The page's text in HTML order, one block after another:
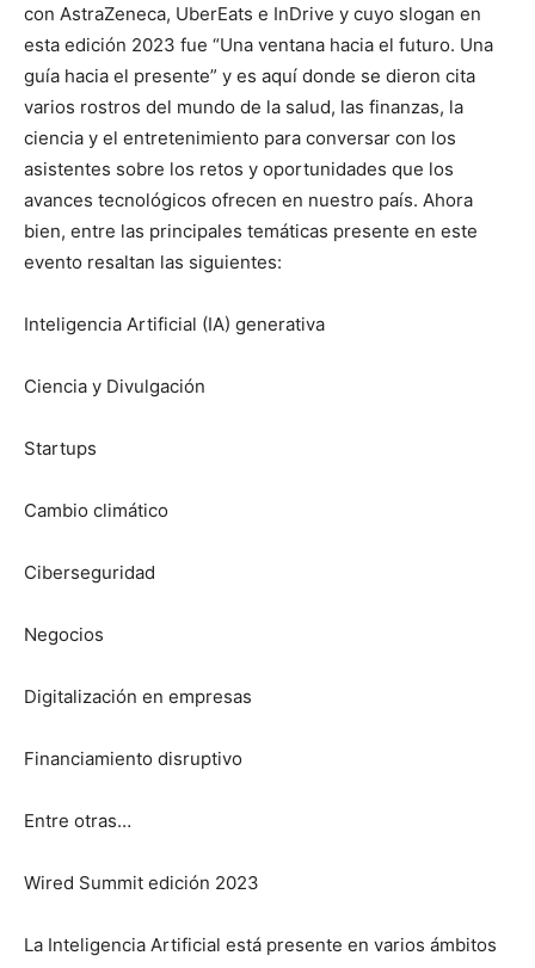
con AstraZeneca, UberEats e InDrive y cuyo slogan en
esta edición 2023 fue “Una ventana hacia el futuro. Una
guía hacia el presente” y es aquí donde se dieron cita
varios rostros del mundo de la salud, las finanzas, la
ciencia y el entretenimiento para conversar con los
asistentes sobre los retos y oportunidades que los
avances tecnológicos ofrecen en nuestro país. Ahora
bien, entre las principales temáticas presente en este
evento resaltan las siguientes:
Inteligencia Artificial (IA) generativa
Ciencia y Divulgación
Startups
Cambio climático
Ciberseguridad
Negocios
Digitalización en empresas
Financiamiento disruptivo
Entre otras…
Wired Summit edición 2023
La Inteligencia Artificial está presente en varios ámbitos